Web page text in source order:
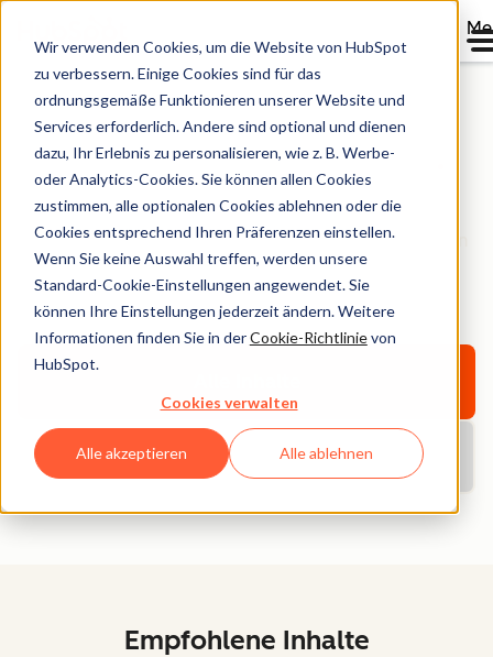
Wir verwenden Cookies, um die Website von HubSpot
zu verbessern. Einige Cookies sind für das
ordnungsgemäße Funktionieren unserer Website und
Services erforderlich. Andere sind optional und dienen
dazu, Ihr Erlebnis zu personalisieren, wie z. B. Werbe-
oder Analytics-Cookies. Sie können allen Cookies
zustimmen, alle optionalen Cookies ablehnen oder die
Cookies entsprechend Ihren Präferenzen einstellen.
Wenn Sie keine Auswahl treffen, werden unsere
Standard-Cookie-Einstellungen angewendet. Sie
können Ihre Einstellungen jederzeit ändern. Weitere
Informationen finden Sie in derCookie-Richtlinievon
HubSpot.
Cookies verwalten
Alle akzeptieren Alle ablehnen
HubSpot Bibliothek
Entdecken Sie E-Books, Tools, Guides, Vorlagen und
Berichte – alles für Ihr Unternehmenswachstum. Filtern
Sie nach Thema oder Format und finden Sie das
Richtige.
Aktuelle Berichte
Empfohlene Inhalte